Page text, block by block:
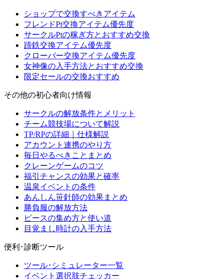
ショップで交換すべきアイテム
フレンドPt交換アイテム優先度
サークルPtの稼ぎ方とおすすめ交換
蹄鉄交換アイテム優先度
クローバー交換アイテム優先度
女神像の入手方法とおすすめ交換
限定セールの交換おすすめ
その他の初心者向け情報
サークルの解放条件とメリット
チーム競技場について解説
TP/RPの詳細｜仕様解説
アカウント連携のやり方
毎日やるべきことまとめ
クレーンゲームのコツ
福引チャンスの効果と確率
温泉イベントの条件
あんしん笹針師の効果まとめ
勝負服の解放方法
ピースの集め方と使い道
目覚まし時計の入手方法
便利･診断ツール
ツール･シミュレーター一覧
イベント選択肢チェッカー